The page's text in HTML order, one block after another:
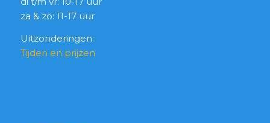
za & zo: 11-17 uur
Uitzonderingen:
Tijden en prijzen